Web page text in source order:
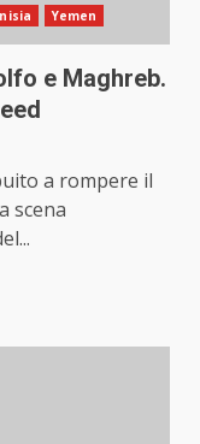
Yemen
e Maghreb.
a rompere il
scena